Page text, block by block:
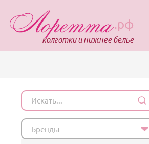
.рф
колготки и нижнее белье
Бренды